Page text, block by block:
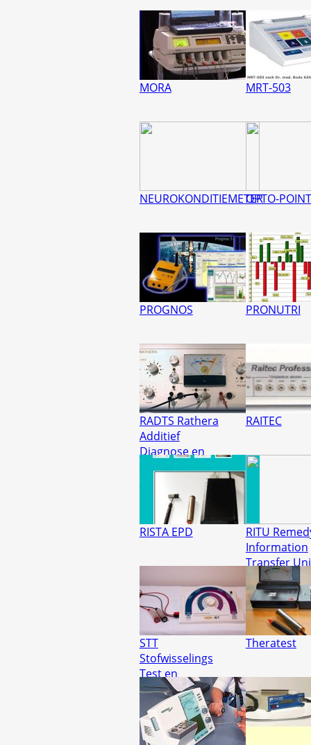
MORA MRT-503
NEUROKONDITIEMETEROPTO-POINT
PROGNOS PRONUTRI
RADTS Rathera
Additief
Diagnose en
Therapie
Systeem
RAITEC
RISTA EPD
RITU
Information
Transfer
STT
Stofwisselings
Test en
Therapie
Theratest